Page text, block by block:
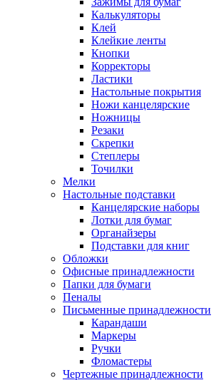
Калькуляторы
Клей
Клейкие ленты
Кнопки
Корректоры
Ластики
Настольные покрытия
Ножи канцелярские
Ножницы
Резаки
Скрепки
Степлеры
Точилки
Мелки
Настольные подставки
Канцелярские наборы
Лотки для бумаг
Органайзеры
Подставки для книг
Обложки
Офисные принадлежности
Папки для бумаги
Пеналы
Письменные принадлежности
Карандаши
Маркеры
Ручки
Фломастеры
Чертежные принадлежности